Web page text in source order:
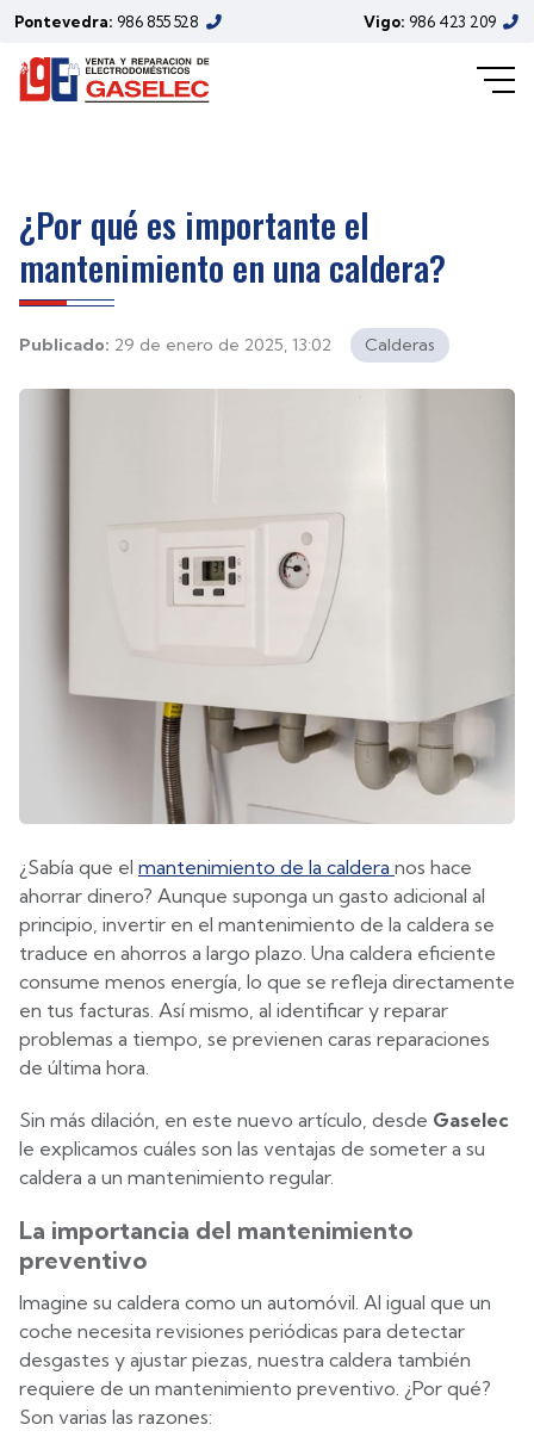
Pontevedra: 986 855 528 Vigo: 986 423 209
¿Por qué es importante el
mantenimiento en una caldera?
Publicado: 29 de enero de 2025, 13:02 Calderas
¿Sabía que el mantenimiento de la caldera nos hace
ahorrar dinero? Aunque suponga un gasto adicional al
principio, invertir en el mantenimiento de la caldera se
traduce en ahorros a largo plazo. Una caldera eficiente
consume menos energía, lo que se refleja directamente
en tus facturas. Así mismo, al identificar y reparar
problemas a tiempo, se previenen caras reparaciones
de última hora.
Sin más dilación, en este nuevo artículo, desde Gaselec
le explicamos cuáles son las ventajas de someter a su
caldera a un mantenimiento regular.
La importancia del mantenimiento
preventivo
Imagine su caldera como un automóvil. Al igual que un
coche necesita revisiones periódicas para detectar
desgastes y ajustar piezas, nuestra caldera también
requiere de un mantenimiento preventivo. ¿Por qué?
Son varias las razones: